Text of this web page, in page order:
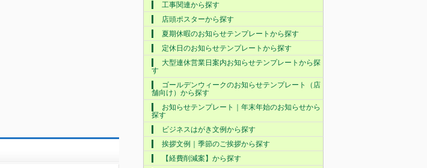
工事関連から探す
店頭ポスターから探す
夏期休暇のお知らせテンプレートから探す
定休日のお知らせテンプレートから探す
大型連休営業日案内お知らせテンプレートから探
す
ゴールデンウィークのお知らせテンプレート（店
舗向け）から探す
お知らせテンプレート｜年末年始のお知らせから
探す
ビジネスはがき文例から探す
挨拶文例｜季節のご挨拶から探す
【経費削減案】から探す